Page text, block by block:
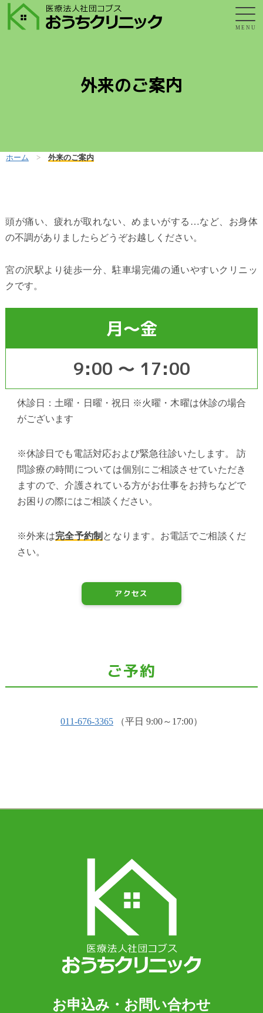
MENU
外来のご案内
ホーム > 外来のご案内
頭が痛い、疲れが取れない、めまいがする…など、お身体
の不調がありましたらどうぞお越しください。
宮の沢駅より徒歩一分、駐車場完備の通いやすいクリニッ
クです。
月～金
9:00 〜 17:00
休診日：土曜・日曜・祝日 ※火曜・木曜は休診の場合
がございます
※休診日でも電話対応および緊急往診いたします。 訪
問診療の時間については個別にご相談させていただき
ますので、介護されている方がお仕事をお持ちなどで
お困りの際にはご相談ください。
※外来は完全予約制 となります。お電話でご相談くだ
さい。
アクセス
ご予約
011-676-3365 （平日 9:00～17:00）
お申込み・お問い合わせ